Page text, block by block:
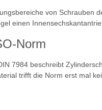
von Schrauben
einen
Norm
7984 beschreibt
trifft die Norm erst mal